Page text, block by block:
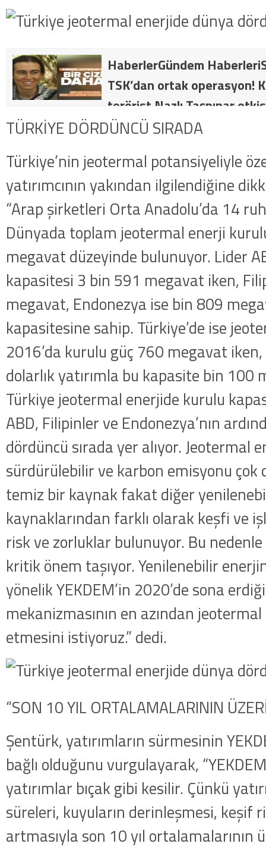
HaberlerGündem
TSK’dan ortak operasyon!
terörist Nazlı Taşpınar
dakika: MİT ve TSK’dan
getirildi .
TÜRKİYE DÖRDÜNCÜ SIRADA
Türkiye’nin jeotermal potansiyeliyle
yatırımcının yakından ilgilendiğine
“Arap şirketleri Orta Anadolu’da 14
Dünyada toplam jeotermal enerji
megavat düzeyinde bulunuyor. Lider
kapasitesi 3 bin 591 megavat iken,
megavat, Endonezya ise bin 809
kapasitesine sahip. Türkiye’de ise
2016’da kurulu güç 760 megavat
dolarlık yatırımla bu kapasite bin 100
Türkiye jeotermal enerjide kurulu
ABD, Filipinler ve Endonezya’nın
dördüncü sırada yer alıyor. Jeotermal
sürdürülebilir ve karbon emisyonu çok
temiz bir kaynak fakat diğer
kaynaklarından farklı olarak keşfi ve
risk ve zorluklar bulunuyor. Bu
kritik önem taşıyor. Yenilenebilir
yönelik YEKDEM’in 2020’de sona
mekanizmasının en azından
etmesini istiyoruz.” dedi.
“SON 10 YIL ORTALAMALARININ
Şentürk, yatırımların sürmesinin
bağlı olduğunu vurgulayarak,
yatırımlar bıçak gibi kesilir. Çünkü
süreleri, kuyuların derinleşmesi, keşif
artmasıyla son 10 yıl ortalamalarının